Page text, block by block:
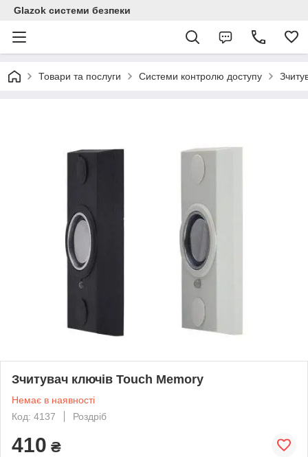
Glazok системи безпеки
Товари та послуги Системи контролю доступу
Зчитувач ключів Touch Memory
Немає в наявності
Код: 4137
Роздріб
410 ₴